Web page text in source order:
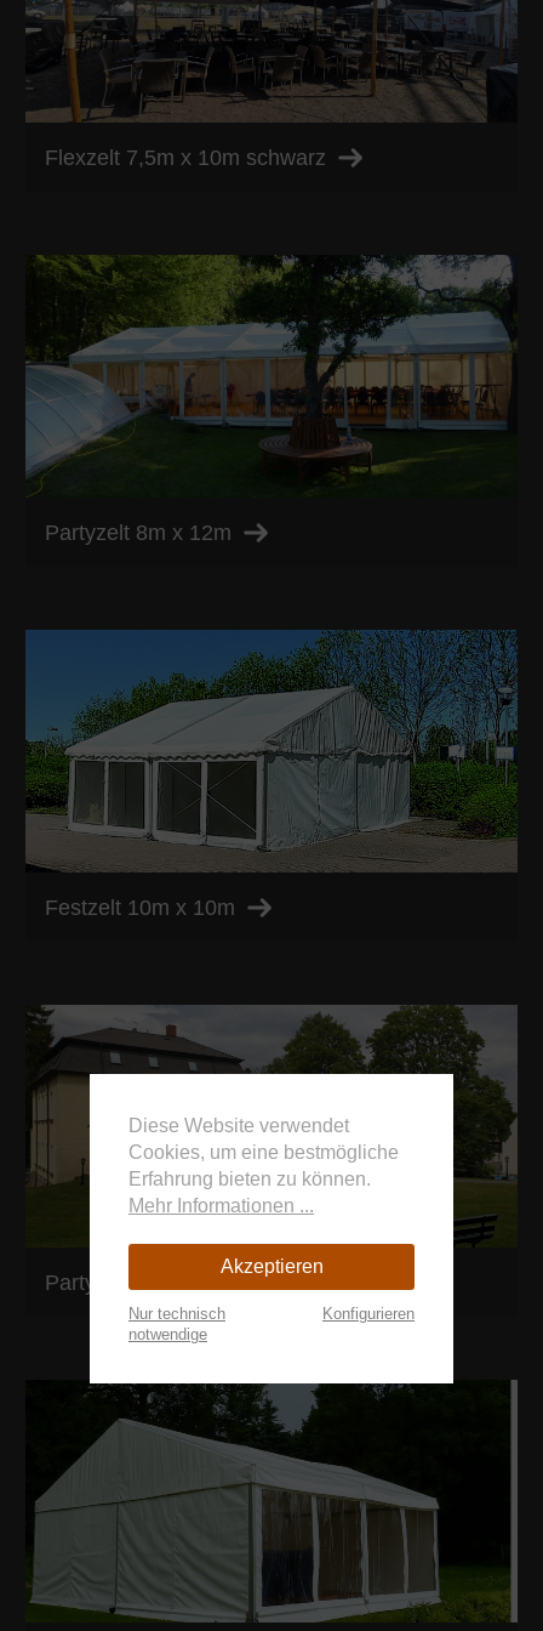
Flexzelt 7,5m x 10m schwarz
Partyzelt 8m x 12m
Festzelt 10m x 10m
Partyzelt 8m x 9m
Diese Website verwendet
Cookies, um eine bestmögliche
Erfahrung bieten zu können.
Mehr Informationen ...
Akzeptieren
Nur technisch
notwendige
Konfigurieren